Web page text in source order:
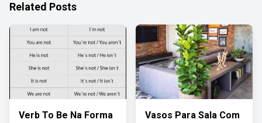
Related Posts
Verb To Be Na Forma
Vasos Para Sala Com